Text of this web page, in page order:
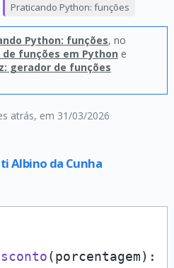
atrás, em 31/03/2026
Praticando Python: funções
Python: funções, no
funções em Python e
gerador de funções
Albino da Cunha
(porcentagem):